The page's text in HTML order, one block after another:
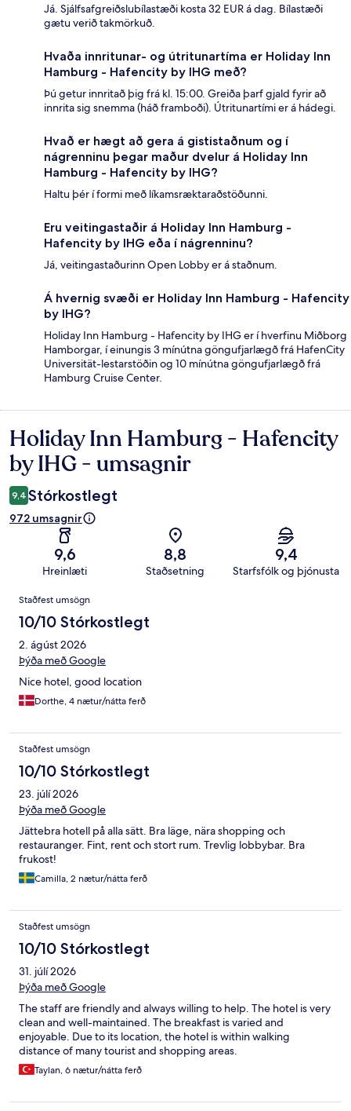
Já. Sjálfsafgreiðslubílastæði kosta 32 EUR á dag. Bílastæði
gætu verið takmörkuð.
Hvaða innritunar- og útritunartíma er Holiday Inn
Hamburg - Hafencity by IHG með?
Þú getur innritað þig frá kl. 15:00. Greiða þarf gjald fyrir að
innrita sig snemma (háð framboði). Útritunartími er á hádegi.
Hvað er hægt að gera á gististaðnum og í
nágrenninu þegar maður dvelur á Holiday Inn
Hamburg - Hafencity by IHG?
Haltu þér í formi með líkamsræktaraðstöðunni.
Eru veitingastaðir á Holiday Inn Hamburg -
Hafencity by IHG eða í nágrenninu?
Já, veitingastaðurinn Open Lobby er á staðnum.
Á hvernig svæði er Holiday Inn Hamburg - Hafencity
by IHG?
Holiday Inn Hamburg - Hafencity by IHG er í hverfinu Miðborg
Hamborgar, í einungis 3 mínútna göngufjarlægð frá HafenCity
Universität-lestarstöðin og 10 mínútna göngufjarlægð frá
Hamburg Cruise Center.
Umsagnir
Holiday Inn Hamburg - Hafencity
by IHG - umsagnir
9,4 Stórkostlegt
972 umsagnir
9,6
Hreinlæti
8,8
Staðsetning
9,4
Starfsfólk og þjónusta
Umsagnir
Staðfest umsögn
10/10 Stórkostlegt
2. ágúst 2026
Þýða með Google
Nice hotel, good location
Dorthe, 4 nætur/nátta ferð
Staðfest umsögn
10/10 Stórkostlegt
23. júlí 2026
Þýða með Google
Jättebra hotell på alla sätt. Bra läge, nära shopping och
restauranger. Fint, rent och stort rum. Trevlig lobbybar. Bra
frukost!
Camilla, 2 nætur/nátta ferð
Staðfest umsögn
10/10 Stórkostlegt
31. júlí 2026
Þýða með Google
The staff are friendly and always willing to help. The hotel is very
clean and well-maintained. The breakfast is varied and
enjoyable. Due to its location, the hotel is within walking
distance of many tourist and shopping areas.
Taylan, 6 nætur/nátta ferð